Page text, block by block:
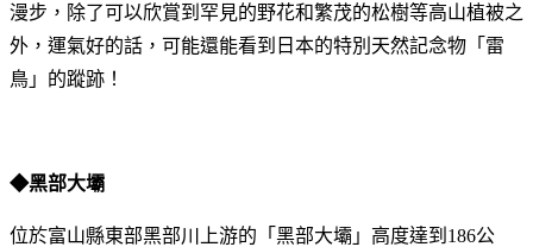
漫步，除了可以欣賞到罕見的野花和繁茂的松樹等高山植被之
外，運氣好的話，可能還能看到日本的特別天然記念物「雷
鳥」的蹤跡！
◆黑部大壩
位於富山縣東部黑部川上游的「黑部大壩」高度達到186公